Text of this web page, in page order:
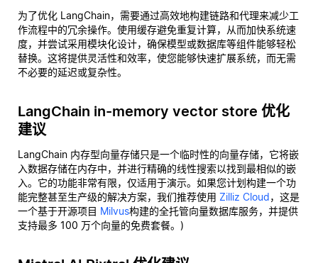
为了优化 LangChain，需要通过高效地构建链路和代理来减少工
作流程中的冗余操作。使用缓存避免重复计算，从而加快系统速
度，并尝试采用模块化设计，确保模型或数据库等组件能够轻松
替换。这将提供灵活性和效率，使您能够快速扩展系统，而无需
不必要的延迟或复杂性。
LangChain in-memory vector store 优化
建议
LangChain 内存型向量存储只是一个临时性的向量存储，它将嵌
入数据存储在内存中，并进行精确的线性搜索以找到最相似的嵌
入。它的功能非常有限，仅适用于演示。如果您计划构建一个功
能完整甚至生产级的解决方案，我们推荐使用 Zilliz Cloud，这是
一个基于开源项目 Milvus构建的全托管向量数据库服务，并提供
支持最多 100 万个向量的免费套餐。)